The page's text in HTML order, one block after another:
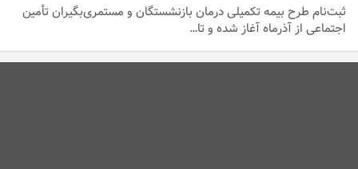
ثبت‌نام طرح بیمه تکمیلی درمان بازنشستگان و مستمری‌بگیران تأمین
اجتماعی از آذرماه آغاز شده و تا…